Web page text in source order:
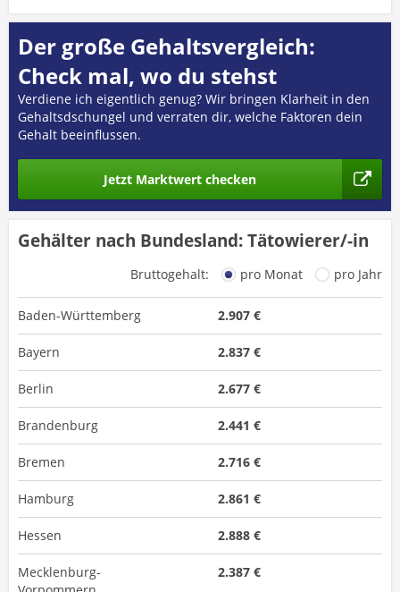
Der große Gehaltsvergleich:
Check mal, wo du stehst
Verdiene ich eigentlich genug? Wir bringen Klarheit in den
Gehaltsdschungel und verraten dir, welche Faktoren dein
Gehalt beeinflussen.
Jetzt Marktwert checken
Gehälter nach Bundesland: Tätowierer/-in
Bruttogehalt: pro Monat pro Jahr
Baden-Württemberg 2.907 €
Bayern 2.837 €
Berlin 2.677 €
Brandenburg 2.441 €
Bremen 2.716 €
Hamburg 2.861 €
Hessen 2.888 €
Mecklenburg-
2.387 €